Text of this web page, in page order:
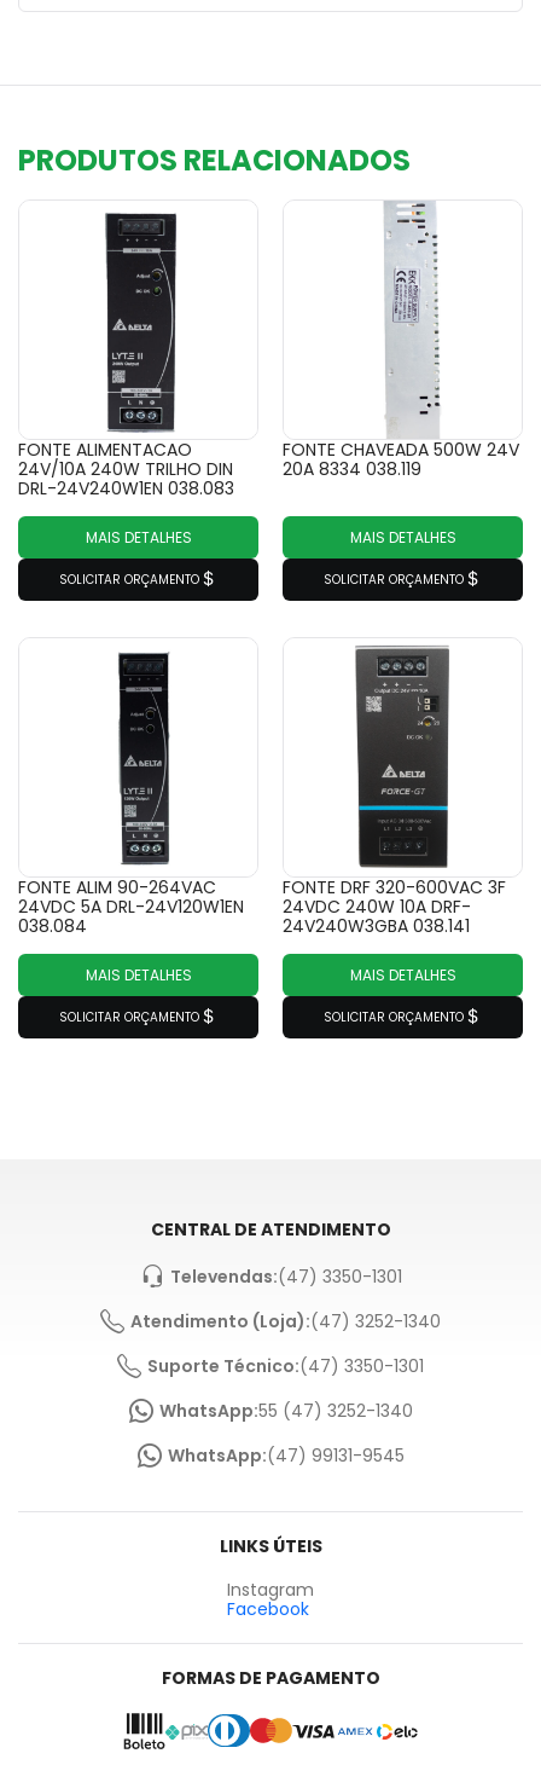
PRODUTOS RELACIONADOS
FONTE ALIMENTACAO
24V/10A 240W TRILHO DIN
DRL-24V240W1EN 038.083
MAIS DETALHES
SOLICITAR ORÇAMENTO
FONTE CHAVEADA 500W 24V
20A 8334 038.119
MAIS DETALHES
SOLICITAR ORÇAMENTO
FONTE ALIM 90-264VAC
24VDC 5A DRL-24V120W1EN
038.084
MAIS DETALHES
SOLICITAR ORÇAMENTO
FONTE DRF 320-600VAC 3F
24VDC 240W 10A DRF-
24V240W3GBA 038.141
MAIS DETALHES
SOLICITAR ORÇAMENTO
CENTRAL DE ATENDIMENTO
Televendas:(47) 3350-1301
Atendimento (Loja):(47) 3252-1340
Suporte Técnico:(47) 3350-1301
WhatsApp:55 (47) 3252-1340
WhatsApp:(47) 99131-9545
LINKS ÚTEIS
Instagram
Facebook
FORMAS DE PAGAMENTO